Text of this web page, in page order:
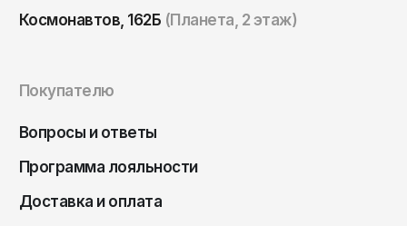
Космонавтов, 162Б (Планета, 2 этаж)
Покупателю
Вопросы и ответы
Программа лояльности
Доставка и оплата